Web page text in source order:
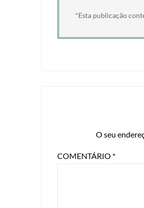
*Esta publicação
O seu
COMENTÁRIO *